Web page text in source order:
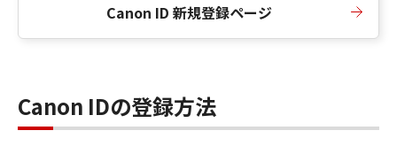
Canon ID 新規登録ページ
Canon IDの登録方法